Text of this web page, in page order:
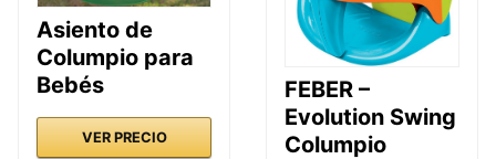
Asiento de
Columpio para
Bebés
VER PRECIO
FEBER –
Evolution Swing
Columpio